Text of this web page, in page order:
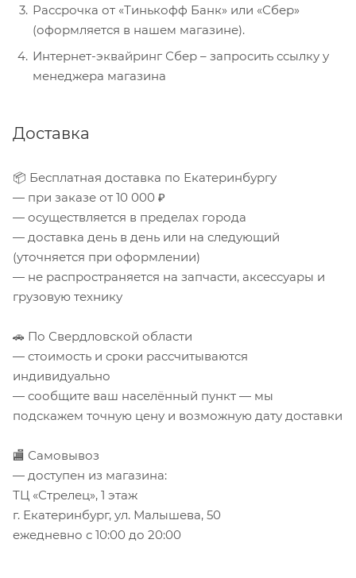
Рассрочка от «Тинькофф Банк» или «Сбер»
(оформляется в нашем магазине).
Интернет-эквайринг Сбер – запросить ссылку у
менеджера магазина
Доставка
📦 Бесплатная доставка по Екатеринбургу
— при заказе от 10 000 ₽
— осуществляется в пределах города
— доставка день в день или на следующий
(уточняется при оформлении)
— не распространяется на запчасти, аксессуары и
грузовую технику
🚗 По Свердловской области
— стоимость и сроки рассчитываются
индивидуально
— сообщите ваш населённый пункт — мы
подскажем точную цену и возможную дату доставки
🏬 Самовывоз
— доступен из магазина:
ТЦ «Стрелец», 1 этаж
г. Екатеринбург, ул. Малышева, 50
ежедневно с 10:00 до 20:00